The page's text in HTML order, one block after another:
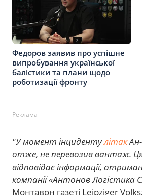
Федоров заявив про успішне
випробування української
балістики та плани щодо
роботизації фронту
Реклама
"У момент інцидентулітакАн-
отже, не перевозив вантаж.
відповідає інформації,
компанії «Антонов Логістика
Монтавон газеті Leipziger